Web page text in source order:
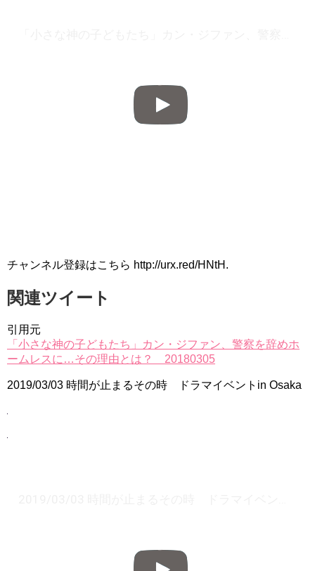
チャンネル登録はこちら http://urx.red/HNtH.
関連ツイート
引用元
「小さな神の子どもたち」カン・ジファン、警察を辞めホ
ームレスに…その理由とは？ 20180305
2019/03/03 時間が止まるその時 ドラマイベントin Osaka